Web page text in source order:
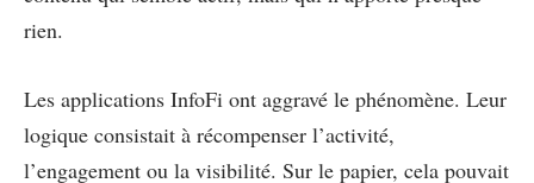
rien.
Les applications InfoFi ont aggravé le phénomène. Leur
logique consistait à récompenser l’activité,
l’engagement ou la visibilité. Sur le papier, cela pouvait